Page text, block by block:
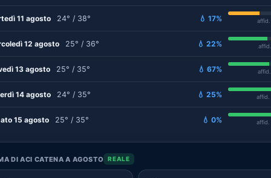
11 agosto 24° / 38° 💧 17%
12 agosto 25° / 36° 💧 22%
13 agosto 25° / 35° 💧 67%
14 agosto 24° / 35° 💧 25% affid.
15 agosto 25° / 35° 💧 0% affid.
DI ACI CATENA A AGOSTO REALE